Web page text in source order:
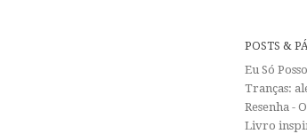
POSTS &
Eu Só
Tranças:
Resenha -
Livro